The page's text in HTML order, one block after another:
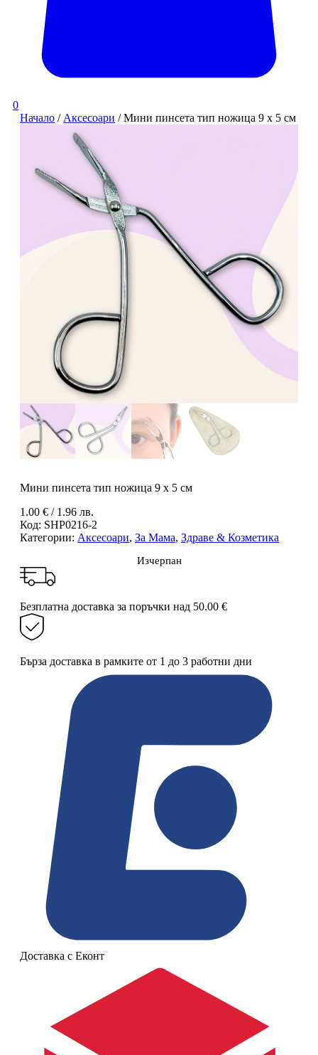
0
Начало / Аксесоари / Мини пинсета тип ножица 9 х 5 см
Мини пинсета тип ножица 9 х 5 см
1.00 € / 1.96 лв.
Код: SHP0216-2
Категории: Аксесоари, За Мама, Здраве & Козметика
Изчерпан
Безплатна доставка за поръчки над 50.00 €
Бърза доставка в рамките от 1 до 3 работни дни
Доставка с Еконт